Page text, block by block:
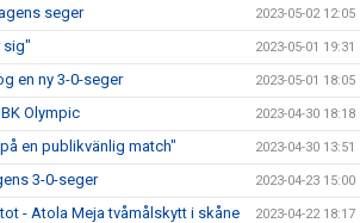
seger 2023-05-02 12:05
sig" 2023-05-01 19:31
en ny 3-0-seger 2023-05-01 18:05
Olympic 2023-04-30 18:18
en publikvänlig match" 2023-04-30 13:51
3-0-seger 2023-04-23 15:00
- Atola Meja tvåmålskytt i skåne 2023-04-22 18:17